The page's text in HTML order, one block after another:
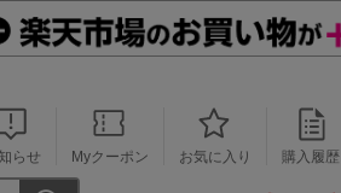
らせ Myクーポン お気に入り 購入履歴